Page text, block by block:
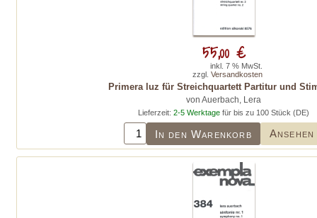
Primera luz für Streichquartett Partitur und
von Auerbach, Lera
Lieferzeit: 2-5 Werktage für bis zu 100 Stück (DE)
In den Warenkorb Ansehen
55,00 €
inkl. 7 % MwSt.
zzgl. Versandkosten